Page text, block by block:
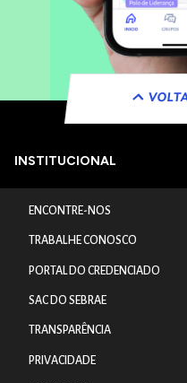
INSTITUCIONAL
ENCONTRE-NOS
TRABALHE CONOSCO
PORTAL DO CREDENCIADO
SAC DO SEBRAE
TRANSPARÊNCIA
PRIVACIDADE